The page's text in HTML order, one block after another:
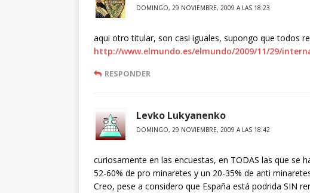
DOMINGO, 29 NOVIEMBRE, 2009 A LAS 18:23
aqui otro titular, son casi iguales, supongo que todos
http://www.elmundo.es/elmundo/2009/11/29/
RESPONDER
Levko Lukyanenko
DOMINGO, 29 NOVIEMBRE, 2009 A LAS 18:42
curiosamente en las encuestas, en TODAS las que se
52-60% de pro minaretes y un 20-35% de anti
Creo, pese a considero que España está podrida SIN